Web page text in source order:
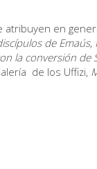
en
de
la conversión
de los Uffizi,